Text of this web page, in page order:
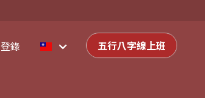
登錄 五行八字線上班
登錄 五行八字線上班